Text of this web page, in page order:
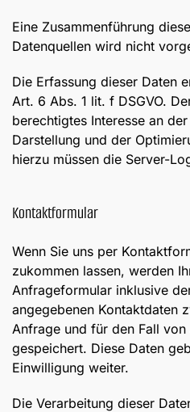
Eine Zusammenführung
Datenquellen wird nicht
Die Erfassung dieser Daten
Art. 6 Abs. 1 lit. f DSGVO.
berechtigtes Interesse an
Darstellung und der
hierzu müssen die Server-
Kontaktformular
Wenn Sie uns per
zukommen lassen, werden
Anfrageformular inklusive
angegebenen Kontaktdaten
Anfrage und für den Fall
gespeichert. Diese Daten
Einwilligung weiter.
Die Verarbeitung dieser